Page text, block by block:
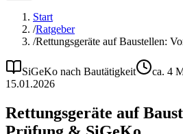
Start
/Ratgeber
/Rettungsgeräte auf Baustellen:
SiGeKo nach Bautätigkeit ca. 4
15.01.2026
Rettungsgeräte auf